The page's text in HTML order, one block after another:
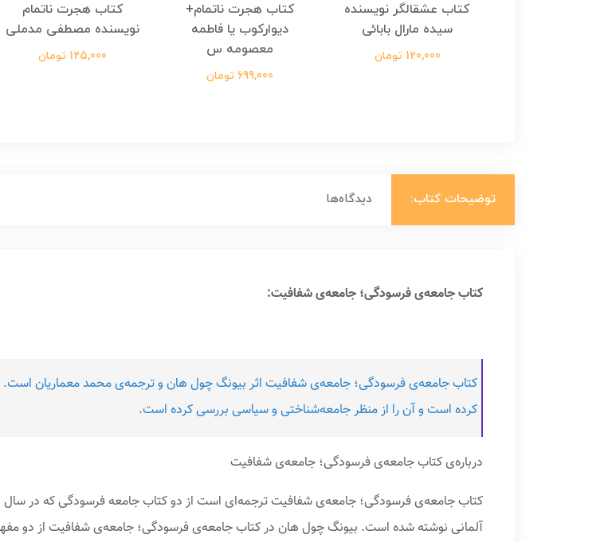
کتاب عشقالگر نویسنده
سیده مارال بابائی
120,000 تومان
کتاب هجرت ناتمام+
دیوارکوب یا فاطمه
معصومه س
699,000 تومان
کتاب هجرت ناتمام
نویسنده مصطفی مدملی
125,000 تومان
توضیحات کتاب: دیدگاه‌ها
کتاب جامعه‌ی فرسودگی؛ جامعه‌ی شفافیت:
کتاب جامعه‌ی فرسودگی؛ جامعه‌ی شفافیت اثر بیونگ چول هان و ترجمه‌ی محمد معماریان
کرده است و آن را از منظر جامعه‌شناختی و سیاسی بررسی کرده است.
درباره‌ی کتاب جامعه‌ی فرسودگی؛ جامعه‌ی شفافیت
آلمانی نوشته شده است. بیونگ چول هان در کتاب جامعه‌ی فرسودگی؛ جامعه‌ی شفافیت از دو